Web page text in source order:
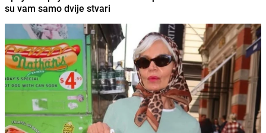
su vam samo dvije stvari